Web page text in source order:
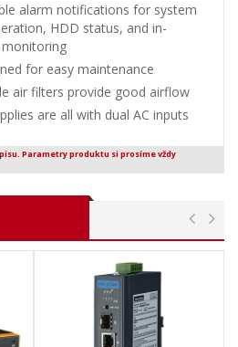
alarm notifications for system
HDD status, and in-
for easy maintenance
air filters provide good airflow
are all with dual AC inputs
Parametry produktu si prosíme vždy